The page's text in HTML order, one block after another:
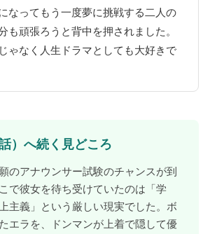
なってもう一度夢に挑戦する二人の
も頑張ろうと背中を押されました。
ゃなく人生ドラマとしても大好きで
）へ続く見どころ
のアナウンサー試験のチャンスが到
で彼女を待ち受けていたのは「学
主義」という厳しい現実でした。ボ
エラを、ドンマンが上着で隠して優